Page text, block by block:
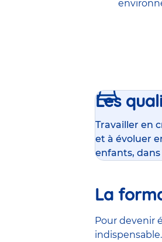
Les
Travailler en
et à évoluer
enfants,
La
Pour devenir